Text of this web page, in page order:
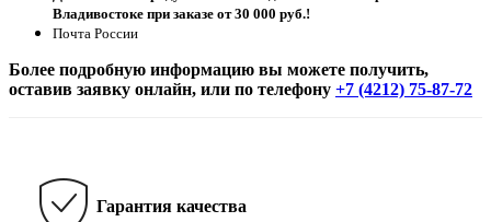
Владивостоке при заказе от 30 000 руб.!
Почта России
Более подробную информацию вы можете получить,
оставив заявку онлайн, или по телефону +7 (4212) 75-87-72
Гарантия качества